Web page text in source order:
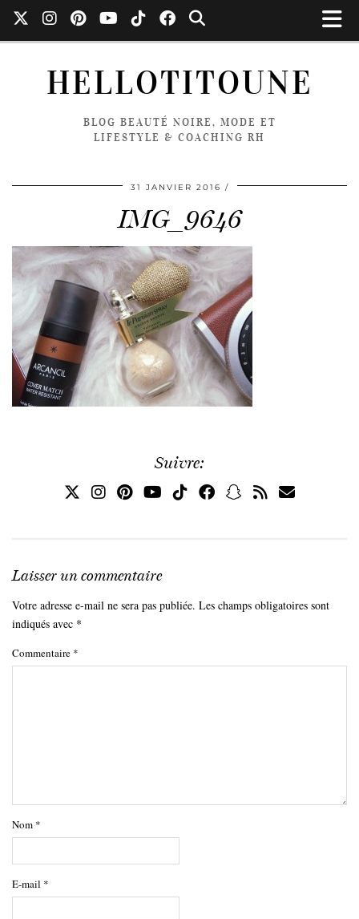
HELLOTITOUNE
BLOG BEAUTÉ NOIRE, MODE ET
LIFESTYLE & COACHING RH
31 JANVIER 2016
IMG_9646
Suivre:
Laisser un commentaire
Votre adresse e-mail ne sera pas publiée. Les champs obligatoires sont
indiqués avec *
Commentaire *
Nom *
E-mail *